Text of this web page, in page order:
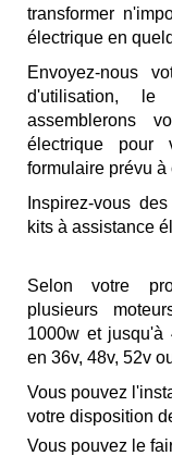
transformer
électrique en
Envoyez-nous
d'utilisation,
assemblerons
électrique
formulaire prévu à
Inspirez-vous
kits à assistance
Selon votre
plusieurs
1000w et jusqu'à
en 36v, 48v, 52v
Vous pouvez
votre disposition
Vous pouvez le